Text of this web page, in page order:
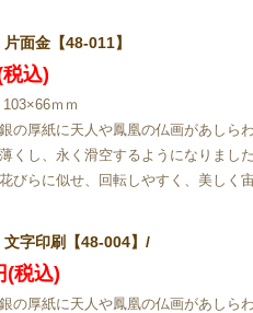
面金【48-011】
込)
ｍｍ
の厚紙に天人や鳳凰の仏画があしらわ
くし、永く滑空するようになりました
びらに似せ、回転しやすく、美しく
字印刷【48-004】/
(税込)
の厚紙に天人や鳳凰の仏画があしらわ